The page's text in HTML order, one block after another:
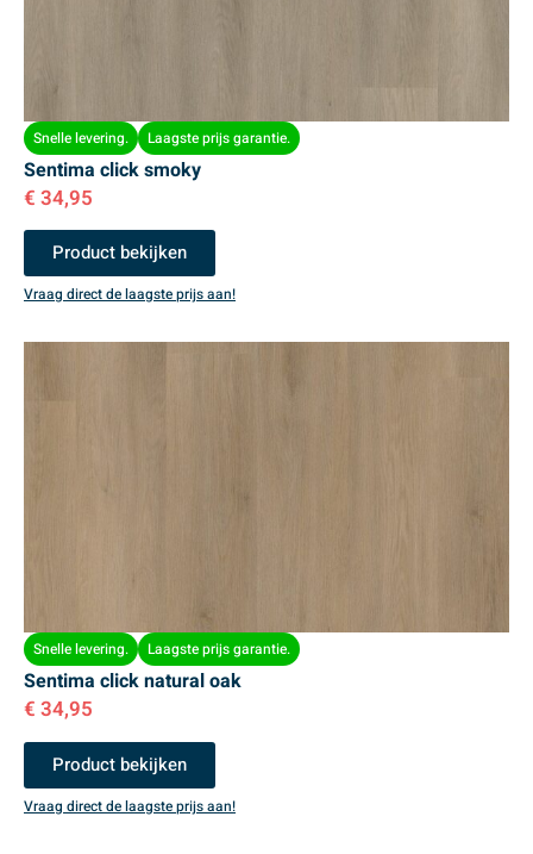
Snelle levering. Laagste prijs garantie.
Sentima click smoky
€ 34,95
Product bekijken
Vraag direct de laagste prijs aan!
Snelle levering. Laagste prijs garantie.
Sentima click natural oak
€ 34,95
Product bekijken
Vraag direct de laagste prijs aan!